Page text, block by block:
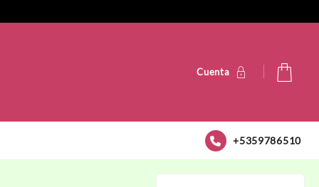
Cuenta
+5359786510